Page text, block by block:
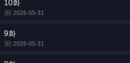
10화
2026-05-31
9화
2026-05-31